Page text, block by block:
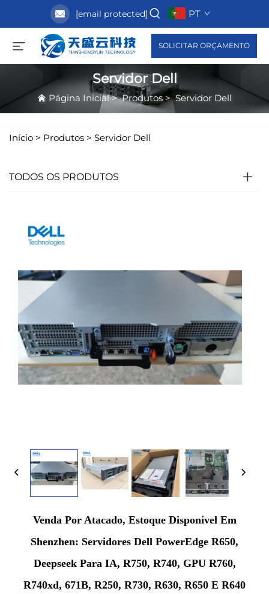
[email protected] PT
SOLICITAR ORÇAMENTO
Servidor Dell
Página Inicial>Produtos>Servidor Dell
Início > Produtos > Servidor Dell
TODOS OS PRODUTOS
Venda Por Atacado, Estoque Disponível Em
Shenzhen: Servidores Dell PowerEdge R650,
Deepseek Para IA, R750, R740, GPU R760,
R740xd, 671B, R250, R730, R630, R650 E R640